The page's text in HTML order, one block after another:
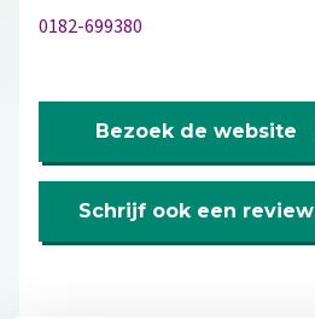
0182-699380
Bezoek de website
Schrijf ook een review